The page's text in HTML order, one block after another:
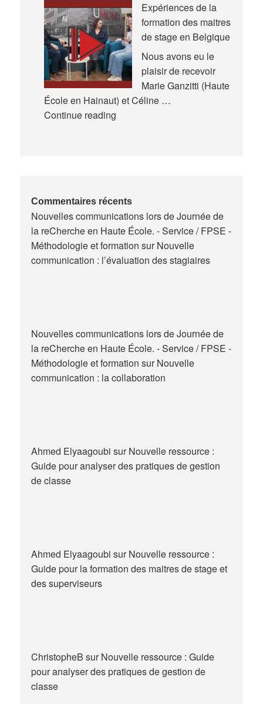
en
Éducation
et
en
Formation
(AREF)
Expériences de la
formation des maitres
de stage en Belgique
Nous avons eu le
plaisir de recevoir
Marie Ganzitti (Haute
École en Hainaut) et Céline …
Continue readingExpériences
de
stage
en
Belgique
Commentaires récents
Nouvelles communications lors de Journée de
la reCherche en Haute École. - Service / FPSE -
Méthodologie et formation surNouvelle
communication : l’évaluation des stagiaires
Nouvelles communications lors de Journée de
la reCherche en Haute École. - Service / FPSE -
Méthodologie et formation surNouvelle
communication : la collaboration
Ahmed Elyaagoubi surNouvelle ressource :
Guide pour analyser des pratiques de gestion
de classe
Ahmed Elyaagoubi surNouvelle ressource :
Guide pour la formation des maitres de stage et
des superviseurs
ChristopheB surNouvelle ressource : Guide
pour analyser des pratiques de gestion de
classe